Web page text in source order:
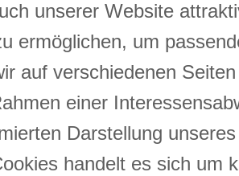
unserer Website
ermöglichen, um
auf verschiedenen
einer
Darstellung
handelt es sich um